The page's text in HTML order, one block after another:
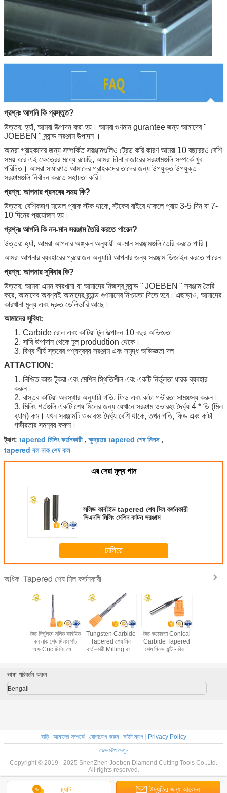
প্রশ্নঃ আপনি কি প্রস্তুত?
উত্তর: হ্যাঁ, আমরা উত্পাদন করা হয়। আমরাগুণমান guranteeজন্য আমাদের "
JOEBEN " ব্র্যান্ড সরঞ্জামউত্পাদন ।
আমরা গ্রাহকদের জন্য সম্পর্কিত সরঞ্জামগুলিও ট্রেড করি কারণ আমরা 10 বছরেরও বেশি
সময় ধরে এই ক্ষেত্রের মধ্যে রয়েছি, আমরা চীনা বাজারের সরঞ্জামগুলি সম্পর্কে খুব
পরিচিত। আমরা সাধারণত আমাদের গ্রাহকদের তাদের জন্য উপযুক্ত উপযুক্ত
সরঞ্জামগুলি নির্বাচন করতে সহায়তা করি।
প্রশ্ন: আপনার প্রসবের সময় কি?
উত্তর: বেশিরভাগ মডেল প্রাক স্টক থাকে, স্টকের বাইরে থাকলে প্রায় 3-5 দিন বা 7-
10 দিনের প্রয়োজন হয়।
প্রশ্নঃ আপনি কি নন-মান সরঞ্জাম তৈরি করতে পারেন?
উত্তর: হ্যাঁ, আমরা আপনার অঙ্কন অনুযায়ী অ-মান সরঞ্জামগুলি তৈরি করতে পারি।
আমরা আপনার ব্যবহারের প্রয়োজন অনুযায়ী আপনার জন্য সরঞ্জাম ডিজাইন করতে পারেন
প্রশ্ন: আপনার সুবিধার কি?
উত্তর: আমরা এমন কারখানা যা আমাদের নিজস্ব ব্র্যান্ড " JOEBEN " সরঞ্জাম তৈরি
করে, আমাদের অবশ্যই আমাদের ব্র্যান্ড গুণমানেরনিশ্চয়তা দিতেহবে। এছাড়াও, আমাদের
কারখানা মূল্য এবং দ্রুত ডেলিভারি আছে।
আমাদের সুবিধা:
1. Carbide রোল এবং কাটিয়া টুল উত্পাদন 10 বছর অভিজ্ঞতা
2. সারি উপাদান থেকে টুল produdtion থেকে।
3. বিশ্ব শীর্ষ স্তরের পণ্যদ্রব্য সরঞ্জাম এবং সমৃদ্ধ অভিজ্ঞতা দল
ATTACTION:
1. নিশ্চিত কাজ টুকরা এবং মেশিন স্থিতিশীল এবং একটি নির্ভুলতা ধারক ব্যবহার
করুন।
2. বাস্তব কাটিয়া অবস্থার অনুযায়ী গতি, ফিড এবং কাটা গভীরতা সামঞ্জস্য করুন।
3. মিলিং শর্তগুলি একটি শেষ মিলের জন্য যেখানে সরঞ্জাম ওভারহং দৈর্ঘ্য 4 * ডি (মিল
ব্যাস) কম। যখন সরঞ্জামটি ওভারহং দৈর্ঘ্য বেশি থাকে, তখন গতি, ফিড এবং কাটা
গভীরতার সমন্বয় করুন।
ট্যাগ: tapered মিলিং কর্তনকারী ,ক্ষুদ্রতর tapered শেষ মিলস,
tapered বল নাক শেষ কল
এর সেরা মূল্য পান
সলিড কার্বাইড tapered শেষ মিল কর্তনকারী
সিএনসি মিলিং মেশিন কাটন সরঞ্জাম
চালিয়ে
অধিক Tapered শেষ মিল কর্তনকারী
উচ্চ নির্ভুলতা সলিড কার্বাইড
বল নাক শেষ মিলস পাঁচ
অক্ষ Cnc মিলিং মেশিন
Tungsten Carbide
Tapered শেষ মিল
কর্তনকারী Milling কাটন
উচ্চ কঠোরতা Conical
Carbide Tapered
শেষ মিলস এন্টি - বিরতি
চ্যাট উদ্ধৃতির জন্য আবেদন
ভাষা পরিবর্তন করুন
Bengali
বাড়ি| আমাদের সম্পর্কে| যোগাযোগ করুন| সাইট ম্যাপ| Privacy Policy
ডেস্কটপ দেখুন
Copyright © 2019 - 2025 ShenZhen Joeben Diamond Cutting Tools Co,.Ltd.
All rights reserved.